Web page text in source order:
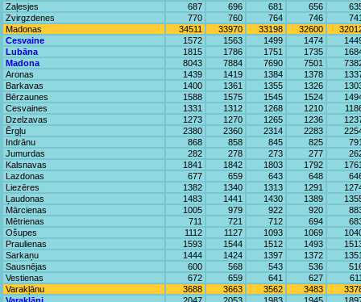
Zaļesjes
687 696 681 656
Zvirgzdenes
770 760 764 746
Madonas
34511 33970 33198 32600
Cesvaine
1572 1563 1499 1474
Lubāna
1815 1786 1751 1735
Madona
8043 7884 7690 7501
Aronas
1439 1419 1384 1378
Barkavas
1400 1361 1355 1326
Bērzaunes
1588 1575 1545 1524
Cesvaines
1331 1312 1268 1210
Dzelzavas
1273 1270 1265 1236
Ērgļu
2380 2360 2314 2283
Indrānu
868 858 845 825
Jumurdas
282 278 273 277
Kalsnavas
1841 1842 1803 1792
Lazdonas
677 659 643 648
Liezēres
1382 1340 1313 1291
Ļaudonas
1483 1441 1430 1389
Mārcienas
1005 979 922 920
Mētrienas
711 721 712 694
Ošupes
1112 1127 1093 1069
Praulienas
1593 1544 1512 1493
Sarkaņu
1444 1424 1397 1372
Sausnējas
600 568 543 536
Vestienas
672 659 641 627
Varakļānu
3688 3663 3562 3483